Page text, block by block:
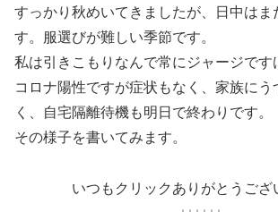
すっかり秋めいてきましたが、日中はま
す。服選びが難しい季節です。
私は引きこもりなんで常にジャージです
コロナ陽性ですが症状もなく、家族にう
く、自宅隔離待機も明日で終わりです。
その様子を書いてみます。
いつもクリックありがとうござ